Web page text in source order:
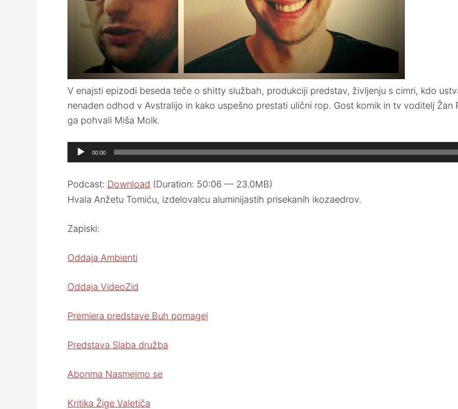
V enajsti epizodi beseda teče o shitty službah, produkciji predstav, življenju s cimri, kdo
nenaden odhod v Avstralijo in kako uspešno prestati ulični rop. Gost komik in tv voditelj
ga pohvali Miša Molk.
Audio
Player
00:00
Podcast: Download (Duration: 50:06 — 23.0MB)
Hvala Anžetu Tomiću, izdelovalcu aluminijastih prisekanih ikozaedrov.
Zapiski:
Oddaja Ambienti
Oddaja VideoZid
Premiera predstave Buh pomagej
Predstava Slaba družba
Abonma Nasmejmo se
Kritika Žige Valetiča